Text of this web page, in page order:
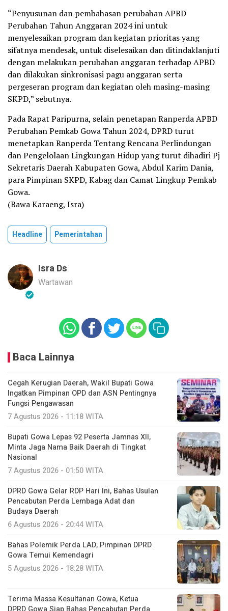
“Penyusunan dan pembahasan perubahan APBD
Perubahan Tahun Anggaran 2024 ini untuk
menyelesaikan program dan kegiatan prioritas yang
sifatnya mendesak, untuk diselesaikan dan ditindaklanjuti
dengan melakukan perubahan anggaran terhadap APBD
dan dilakukan sinkronisasi pagu anggaran serta
pergeseran program dan kegiatan oleh masing-masing
SKPD,” sebutnya.
Pada Rapat Paripurna, selain penetapan Ranperda APBD
Perubahan Pemkab Gowa Tahun 2024, DPRD turut
menetapkan Ranperda Tentang Rencana Perlindungan
dan Pengelolaan Lingkungan Hidup yang turut dihadiri Pj
Sekretaris Daerah Kabupaten Gowa, Abdul Karim Dania,
para Pimpinan SKPD, Kabag dan Camat Lingkup Pemkab
Gowa.
(Bawa Karaeng, Isra)
Headline Pemerintahan
Isra Ds
Wartawan
Baca Lainnya
Cegah Kerugian Daerah, Wakil Bupati Gowa
Ingatkan Pimpinan OPD dan ASN Pentingnya
Fungsi Pengawasan
7 Agustus 2026 - 11:18 WITA
Bupati Gowa Lepas 92 Peserta Jamnas XII,
Minta Jaga Nama Baik Daerah di Tingkat
Nasional
7 Agustus 2026 - 01:50 WITA
DPRD Gowa Gelar RDP Hari Ini, Bahas Usulan
Pencabutan Perda Lembaga Adat dan
Budaya Daerah
6 Agustus 2026 - 20:44 WITA
Bahas Polemik Perda LAD, Pimpinan DPRD
Gowa Temui Kemendagri
5 Agustus 2026 - 18:28 WITA
Terima Massa Kesultanan Gowa, Ketua